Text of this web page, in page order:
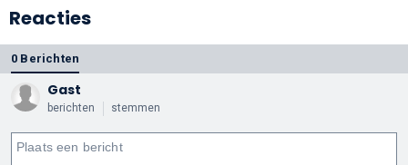
Reacties
0 Berichten
Gast
berichten stemmen